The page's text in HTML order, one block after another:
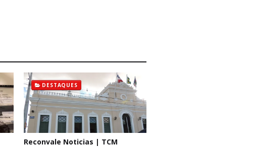
DESTAQUES
Reconvale Noticias | TCM